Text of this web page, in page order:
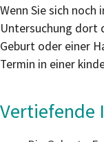
Wenn Sie sich
Untersuchung dort
Geburt oder einer
Termin in einer
Vertiefende